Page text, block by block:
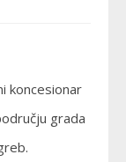
koncesionar
grada